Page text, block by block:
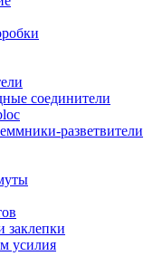
соединители
разветвители
заклепки
усилия